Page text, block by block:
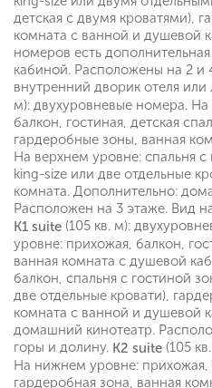
детская с двумя кроватями),
комната с ванной и душевой
номеров есть
кабиной. Расположены на 2 и
внутренний дворик отеля или
м): двухуровневые номера.
балкон, гостиная, детская
гардеробные зоны, ванная
На верхнем уровне: спальня с
king-size или две отдельные
комната. Дополнительно:
Расположен на 3 этаже. Вид
K1 suite (105 кв. м):
уровне: прихожая, балкон,
ванная комната с душевой
балкон, спальня с гостиной
две отдельные кровати),
комната с ванной и душевой
домашний кинотеатр.
горы и долину. K2 suite (105
На нижнем уровне: прихожая,
гардеробная зона, ванная